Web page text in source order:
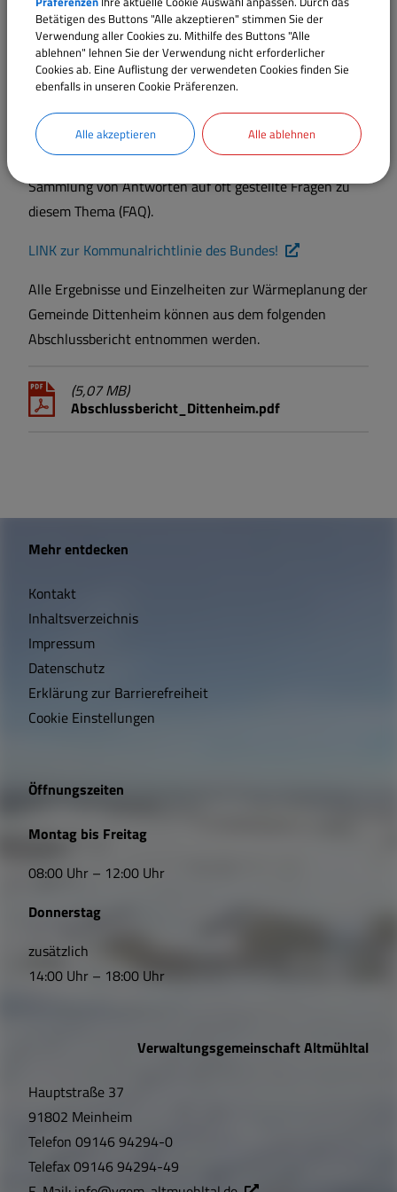
hätte.
Die Kommunalrichtlinie ist ein Förderprogramm des
Bundes, welches Kommunen - so auch die Gemeinde
Dittenheim - finanziell dabei unterstützt,
Klimaschutzmaßnahmen zu planen und umzusetzen. Im
folgenden Link finden Sie weitere Informationen und
Sammlung von Antworten auf oft gestellte Fragen zu
diesem Thema (FAQ).
LINK zur Kommunalrichtlinie des Bundes!
Alle Ergebnisse und Einzelheiten zur Wärmeplanung der
Gemeinde Dittenheim können aus dem folgenden
Abschlussbericht entnommen werden.
(5,07 MB)
Abschlussbericht_Dittenheim.pdf
W
c
h
t
i
e
L
n
k
s
f
n
u
Mehr entdecken
Kontakt
Inhaltsverzeichnis
Impressum
Datenschutz
Erklärung zur Barrierefreiheit
Cookie Einstellungen
Öffnungszeiten
Montag bis Freitag
08:00 Uhr – 12:00 Uhr
Donnerstag
zusätzlich
14:00 Uhr – 18:00 Uhr
Verwaltungsgemeinschaft Altmühltal
Hauptstraße 37
91802 Meinheim
Telefon 09146 94294-0
Telefax09146 94294-49
Betätigen des Buttons "Alle akzeptieren" stimmen Sie der
Verwendung aller Cookies zu. Mithilfe des Buttons "Alle
ablehnen" lehnen Sie der Verwendung nicht erforderlicher
Cookies ab. Eine Auflistung der verwendeten Cookies finden Sie
ebenfalls in unseren Cookie Präferenzen.
Alle akzeptieren Alle ablehnen